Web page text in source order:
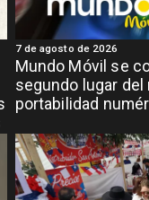
Mundo Móvil se
segundo lugar del
portabilidad
7 de agosto de 2026